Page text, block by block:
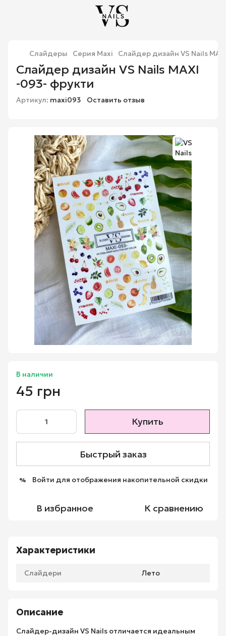
Слайдеры Серия Maxi Слайдер дизайн VS Nails
Слайдер дизайн VS Nails MAXI
-093- фрукти
Артикул: maxi093 Оставить отзыв
В наличии
45 грн
Купить
Быстрый заказ
% Войти для отображения накопительной скидки
В избранное К сравнению
Характеристики
Слайдери Лето
Описание
Слайдер-дизайн VS Nails отличается идеальным